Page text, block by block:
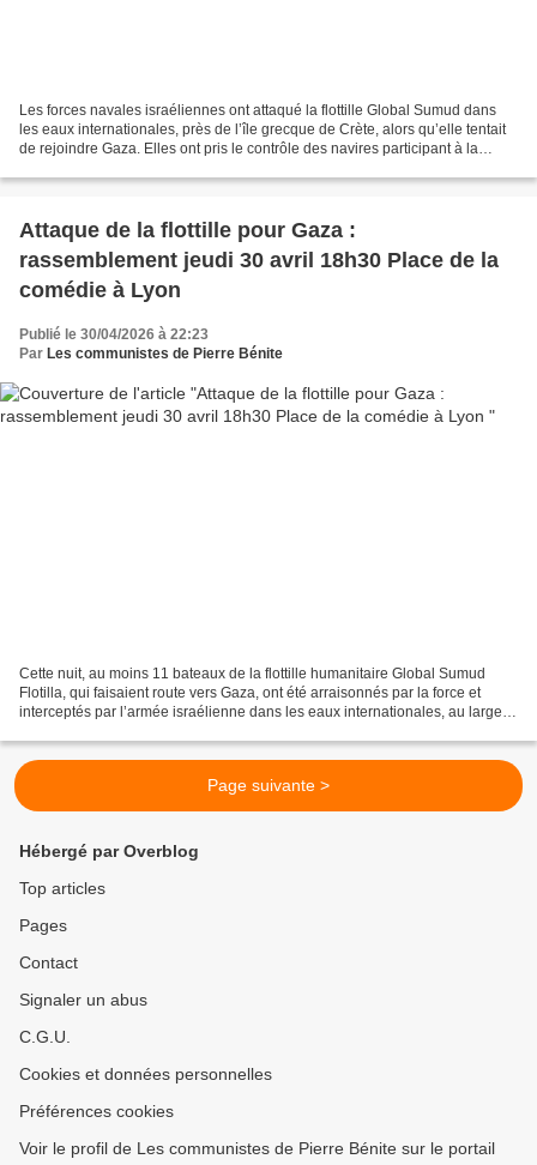
Les forces navales israéliennes ont attaqué la flottille Global Sumud dans
les eaux internationales, près de l’île grecque de Crète, alors qu’elle tentait
de rejoindre Gaza. Elles ont pris le contrôle des navires participant à la
Attaque de la flottille pour Gaza :
rassemblement jeudi 30 avril 18h30 Place de la
comédie à Lyon
Publié le 30/04/2026 à 22:23
Par Les communistes de Pierre Bénite
Cette nuit, au moins 11 bateaux de la flottille humanitaire Global Sumud
Flotilla, qui faisaient route vers Gaza, ont été arraisonnés par la force et
interceptés par l’armée israélienne dans les eaux internationales, au large
Page suivante >
Hébergé par Overblog
Top articles
Pages
Contact
Signaler un abus
C.G.U.
Cookies et données personnelles
Préférences cookies
Voir le profil de Les communistes de Pierre Bénite sur le portail